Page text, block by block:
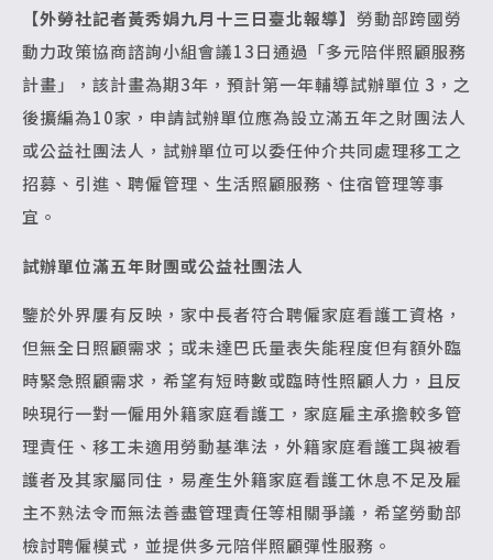
【外勞社記者黃秀娟九月十三日臺北報導】 勞動部跨國勞
動力政策協商諮詢小組會議13日通過「多元陪伴照顧服務
計畫」，該計畫為期3年，預計第一年輔導試辦單位 3，之
後擴編為10家，申請試辦單位應為設立滿五年之財團法人
或公益社團法人，試辦單位可以委任仲介共同處理移工之
招募、引進、聘僱管理、生活照顧服務、住宿管理等事
宜。
試辦單位滿五年財團或公益社團法人
鑒於外界屢有反映，家中長者符合聘僱家庭看護工資格，
但無全日照顧需求；或未達巴氏量表失能程度但有額外臨
時緊急照顧需求，希望有短時數或臨時性照顧人力，且反
映現行一對一僱用外籍家庭看護工，家庭雇主承擔較多管
理責任、移工未適用勞動基準法，外籍家庭看護工與被看
護者及其家屬同住，易產生外籍家庭看護工休息不足及雇
主不熟法令而無法善盡管理責任等相關爭議，希望勞動部
檢討聘僱模式，並提供多元陪伴照顧彈性服務。